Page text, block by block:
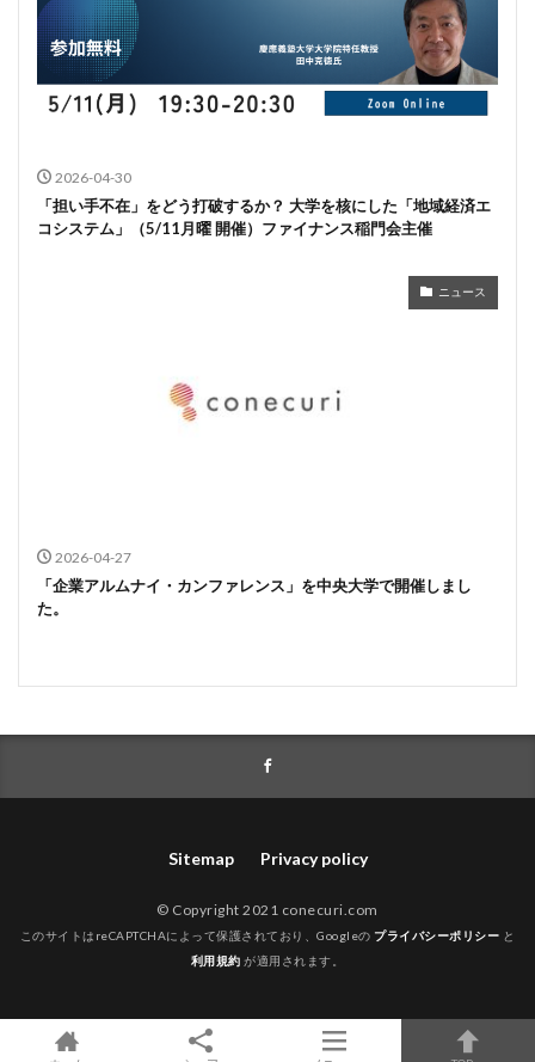
2026-04-30
「担い手不在」をどう打破するか？ 大学を核にした「地域経済エ
コシステム」（5/11月曜 開催）ファイナンス稲門会主催
ニュース
2026-04-27
「企業アルムナイ・カンファレンス」を中央大学で開催しまし
た。
Sitemap Privacy policy
© Copyright 2021 conecuri.com
このサイトはreCAPTCHAによって保護されており、Googleの プライバシーポリシー と
利用規約 が適用されます。